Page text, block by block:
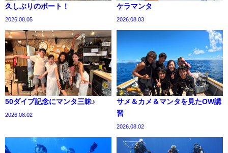
久しぶりのボート！
2026.08.05
ケラマンタ
2026.08.03
50ダイブ記念にマンタ三昧♪
2026.08.02
サメ＆カメ＆マンタを見たOW講
習
2026.08.02